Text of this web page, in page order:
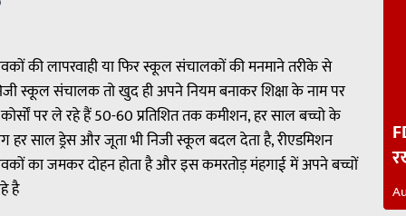
की लापरवाही या फिर स्कूल संचालकों की मनमाने तरीके से
स्कूल संचालक तो खुद ही अपने नियम बनाकर शिक्षा के नाम पर
पर ले रहे हैं 50-60 प्रतिशित तक कमीशन, हर साल बच्चो के
साल ड्रेस और जूता भी निजी स्कूल बदल देता है, रीएडमिशन
का जमकर दोहन होता है और इस कमरतोड़ मंहगाई में अपने बच्चों
है